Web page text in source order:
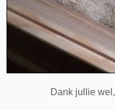
Dank jullie